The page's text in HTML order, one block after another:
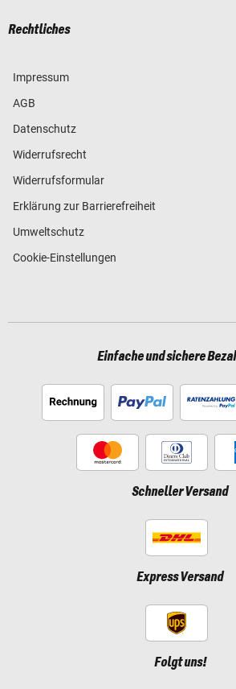
Rechtliches
Impressum
AGB
Datenschutz
Widerrufsrecht
Widerrufsformular
Erklärung zur Barrierefreiheit
Umweltschutz
Cookie-Einstellungen
Einfache und sichere
Schneller Versand
Express Versand
Folgt uns!